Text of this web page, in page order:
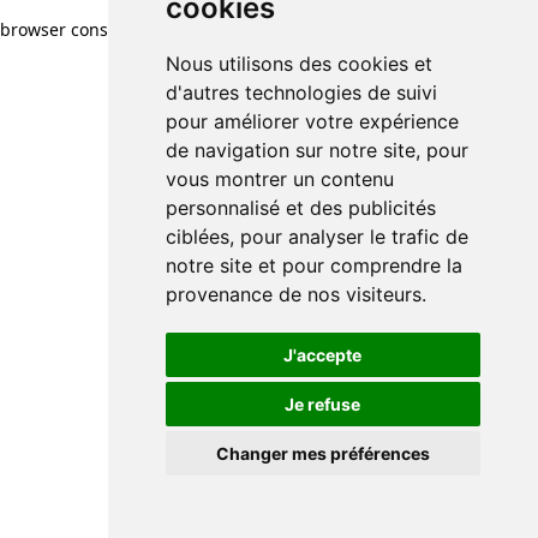
cookies
Nous utilisons des cookies et
d'autres technologies de suivi
pour améliorer votre expérience
de navigation sur notre site, pour
vous montrer un contenu
personnalisé et des publicités
ciblées, pour analyser le trafic de
notre site et pour comprendre la
provenance de nos visiteurs.
J'accepte
Je refuse
Changer mes préférences
browser console for more information)